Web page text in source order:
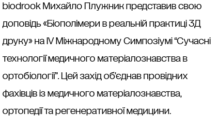
biodrook Михайло Плужник представив свою
доповідь «Біополімери в реальній практиці 3Д
друку» на IV Міжнародному Симпозіумі “Сучасні
технології медичного матеріалознавства в
ортобіології”. Цей захід об’єднав провідних
фахівців із медичного матеріалознавства,
ортопедії та регенеративної медицини.